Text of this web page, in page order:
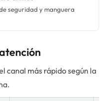
seguridad y manguera
canal más rápido según la
.